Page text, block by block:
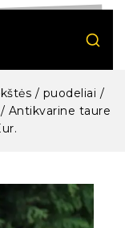
/ puodeliai /
/ Antikvarine taure